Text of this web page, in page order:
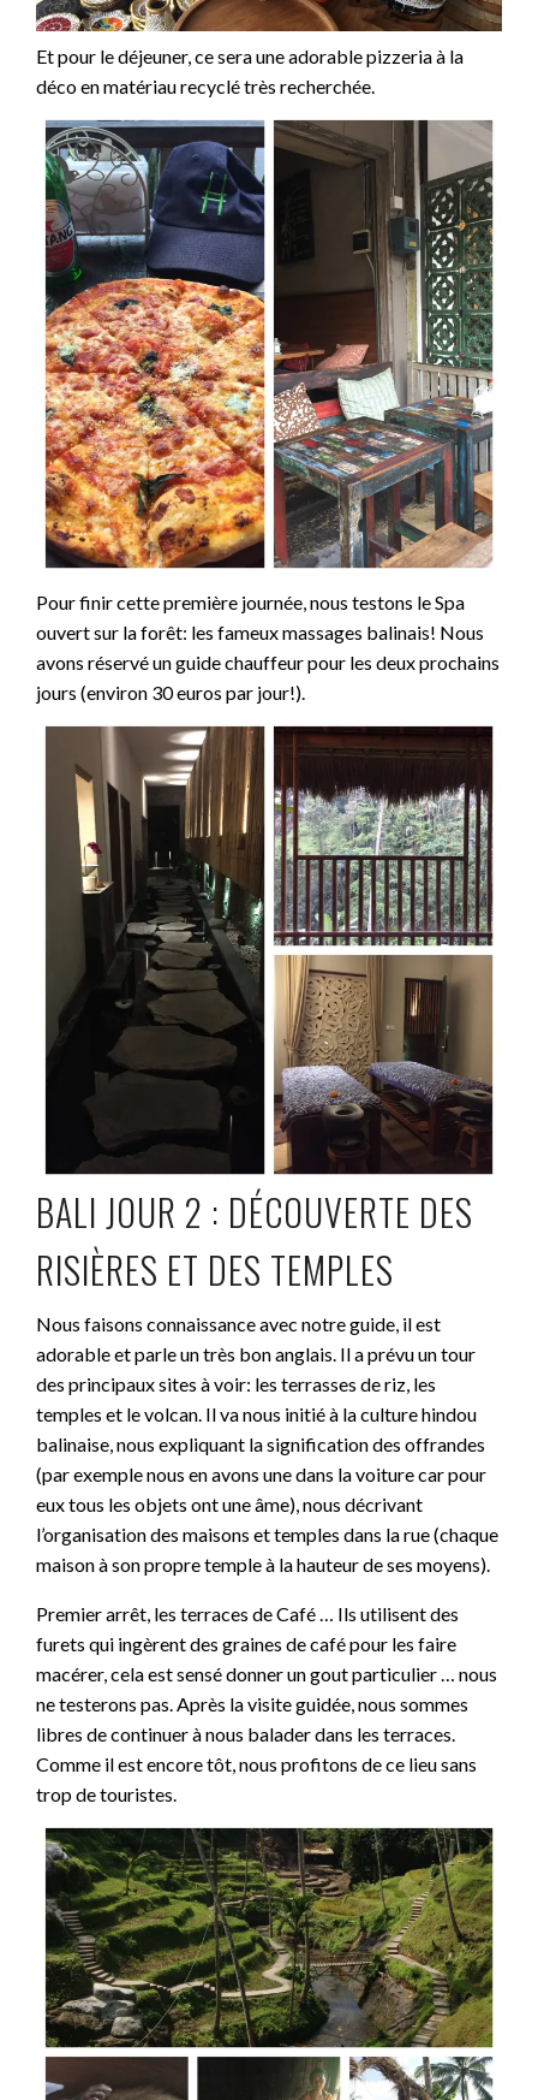
Et pour le déjeuner, ce sera une adorable pizzeria à la
déco en matériau recyclé très recherchée.
Pour finir cette première journée, nous testons le Spa
ouvert sur la forêt: les fameux massages balinais! Nous
avons réservé un guide chauffeur pour les deux prochains
jours (environ 30 euros par jour!).
BALI JOUR 2 : DÉCOUVERTE DES
RISIÈRES ET DES TEMPLES
Nous faisons connaissance avec notre guide, il est
adorable et parle un très bon anglais. Il a prévu un tour
des principaux sites à voir: les terrasses de riz, les
temples et le volcan. Il va nous initié à la culture hindou
balinaise, nous expliquant la signification des offrandes
(par exemple nous en avons une dans la voiture car pour
eux tous les objets ont une âme), nous décrivant
l’organisation des maisons et temples dans la rue (chaque
maison à son propre temple à la hauteur de ses moyens).
Premier arrêt, les terraces de Café … Ils utilisent des
furets qui ingèrent des graines de café pour les faire
macérer, cela est sensé donner un gout particulier … nous
ne testerons pas. Après la visite guidée, nous sommes
libres de continuer à nous balader dans les terraces.
Comme il est encore tôt, nous profitons de ce lieu sans
trop de touristes.